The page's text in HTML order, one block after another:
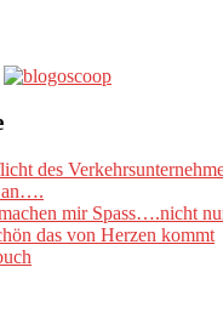
des
an….
mir Spass….nicht
das von Herzen kommt